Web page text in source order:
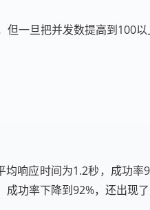
一旦把并发数提高到100以
响应时间为1.2秒，成功率
功率下降到92%，还出现了